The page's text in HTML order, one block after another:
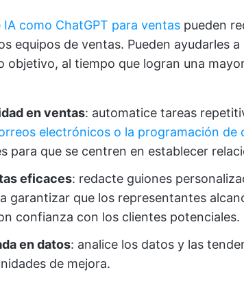
como ChatGPT para ventas pueden
equipos de ventas. Pueden ayudarles
objetivo, al tiempo que logran una
en ventas: automatice tareas
electrónicos o la programación de
para que se centren en establecer
eficaces: redacte guiones
garantizar que los representantes
confianza con los clientes potenciales.
en datos: analice los datos y las
de mejora.